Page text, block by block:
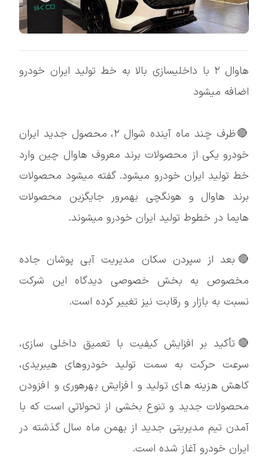
هاوال ۲ با داخلیسازی بالا به خط تولید ایران خودرو
اضافه میشود
🔴ظرف چند ماه آینده شوال ۲، محصول جدید ایران
خودرو یکی از محصولات برند معروف هاوال چین وارد
خط تولید ایران خودرو میشود. گفته میشود محصولات
برند هاوال و هونگچی بهمرور جایگزین محصولات
هایما در خطوط تولید ایران خودرو میشوند.
🔴بعد از سپردن سکان مدیریت آبی پوشان جاده
مخصوص به بخش خصوصی دیدگاه این شرکت
نسبت به بازار و رقابت نیز تغییر کرده است.
🔴تأکید بر افزایش کیفیت با تعمیق داخلی سازی،
سرعت حرکت به سمت تولید خودروهای هیبریدی،
کاهش هزینه های تولید و افزایش بهرهوری و افزودن
محصولات جدید و تنوع بخشی از تحولاتی است که با
آمدن تیم مدیریتی جدید از بهمن ماه سال گذشته در
ایران خودرو آغاز شده است.